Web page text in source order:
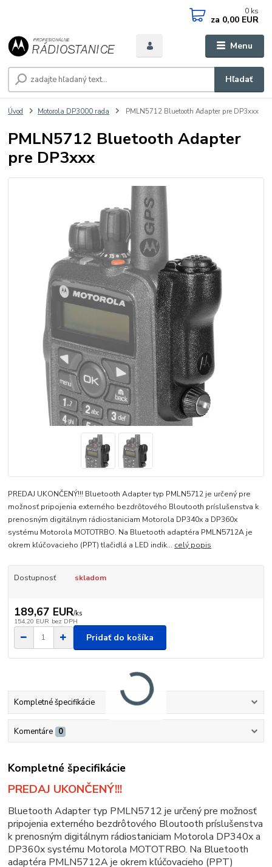
Menu
Hľadať
0 ks
za 0,00 EUR
Úvod Motorola DP3000 rada PMLN5712 Bluetooth Adapter pre DP3xxx
PMLN5712 Bluetooth Adapter
pre DP3xxx
PREDAJ UKONČENÝ!!! Bluetooth Adapter typ PMLN5712 je určený pre
možnosť pripojenia externého bezdrôtového Bloutooth príslušenstva k
prenosným digitálnym rádiostaniciam Motorola DP340x a DP360x
systému Motorola MOTOTRBO. Na Bluetooth adaptéra PMLN5712A je
okrem kľúčovacieho (PPT) tlačidlá a LED indik... celý popis
Dostupnosť skladom
189,67 EUR/ks
154,20 EUR bez DPH
Pridať do košíka
Kompletné špecifikácie
Komentáre 0
Kompletné špecifikácie
PREDAJ UKONČENÝ!!!
Bluetooth Adapter typ PMLN5712 je určený pre možnosť
pripojenia externého bezdrôtového Bloutooth príslušenstva
k prenosným digitálnym rádiostaniciam Motorola DP340x a
DP360x systému Motorola MOTOTRBO. Na Bluetooth
adaptéra PMLN5712A je okrem kľúčovacieho (PPT)